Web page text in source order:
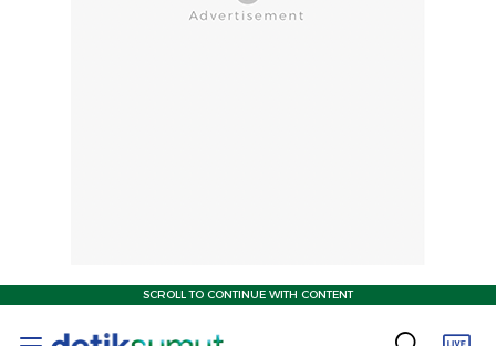
SCROLL TO CONTINUE WITH CONTENT